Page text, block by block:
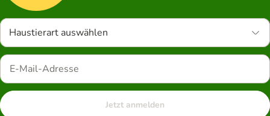
Haustierart auswählen
Jetzt anmelden